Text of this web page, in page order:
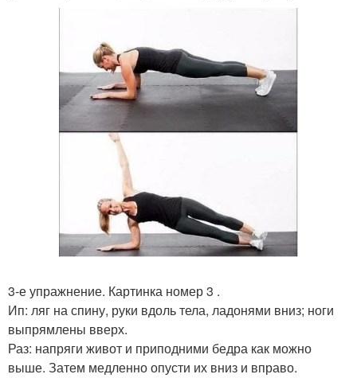
3-е упражнение. Картинка номер 3 .
Ип: ляг на спину, руки вдоль тела, ладонями вниз; ноги
выпрямлены вверх.
Раз: напряги живот и приподними бедра как можно
выше. Затем медленно опусти их вниз и вправо.